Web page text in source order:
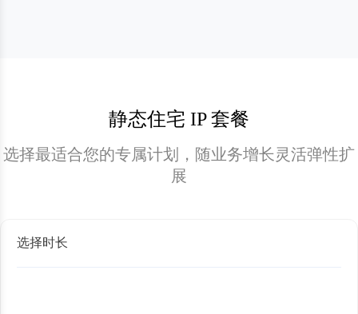
静态住宅 IP 套餐
选择最适合您的专属计划，随业务增长灵活弹性扩
展
选择时长